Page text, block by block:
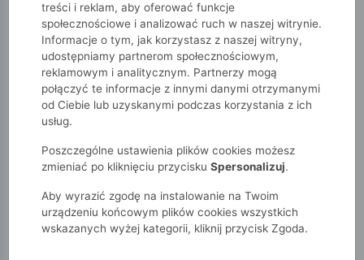
Monnari Zobacz wszystko
Sukienki i kombinezony
Na co dzień
treści i reklam, aby oferować funkcje
społecznościowe i analizować ruch w naszej witrynie.
Informacje o tym, jak korzystasz z naszej witryny,
udostępniamy partnerom społecznościowym,
reklamowym i analitycznym. Partnerzy mogą
połączyć te informacje z innymi danymi otrzymanymi
od Ciebie lub uzyskanymi podczas korzystania z ich
usług.
Poszczególne ustawienia plików cookies możesz
zmieniać po kliknięciu przycisku Spersonalizuj.
Aby wyrazić zgodę na instalowanie na Twoim
urządzeniu końcowym plików cookies wszystkich
wskazanych wyżej kategorii, kliknij przycisk Zgoda.